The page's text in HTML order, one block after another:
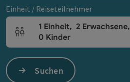
Einheit / Reiseteilnehmer
Einheitenanzahl und Personenfelder
1 Einheit, 2 Erwachsene,
0 Kinder
Suchen